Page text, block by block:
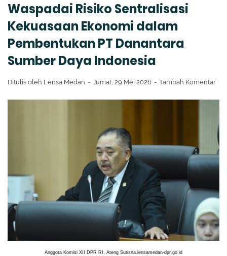
Waspadai Risiko Sentralisasi
Kekuasaan Ekonomi dalam
Pembentukan PT Danantara
Sumber Daya Indonesia
Ditulis oleh Lensa Medan Jumat, 29 Mei 2026 Tambah Komentar
Anggota Komisi XII DPR RI, Ateng Sutisna.lensamedan-dpr.go.id